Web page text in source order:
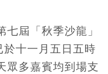
屆「秋季沙龍」
十一月五日五時
眾多嘉賓均到場支